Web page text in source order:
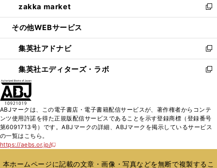
く
で
開
ド
ウ
開
く
ィ
ン
ウ
で
開
く
い
ウ
ン
ド
ウ
で
zakka market
新
し
ウ
ィ
ン
ド
く
その他WEBサービス
集英社アドナビ
新
し
い
ド
ウ
で
集英社エディターズ・ラボ
新
ィ
ン
ド
開
ABJマークは、この電子書店・電子書籍配信サービスが、著作権者からコンテ
ンツ使用許諾を得た正規版配信サービスであることを示す登録商標（登録番号
第6091713号）です。ABJマークの詳細、ABJマークを掲示しているサービス
の一覧はこちら。
https://aebs.or.jp/
新
い
本ホームページに記載の文章・画像・写真などを無断で複製するこ